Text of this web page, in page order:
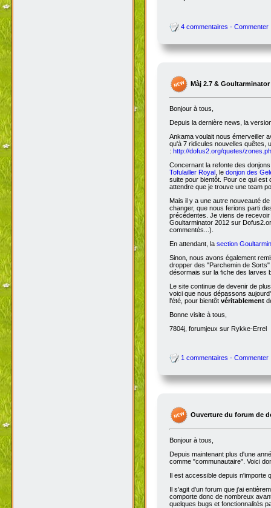
4 commentaires - Commenter
Màj 2.7 & Goultarminator
Bonjour à tous,
Depuis la dernière news, la
Ankama voulait nous émerveiller
qu'à 7 ridicules nouvelles quêtes,
: http://dofus2.org/quetes/
Concernant la refonte des
Tofulailler Royal , le donjon des
suite pour bientôt. Pour ce qui est
attendre que je trouve une team
Mais il y a une autre nouveauté
changer, que nous ferions parti
précédentes. Je viens de
Goultarminator 2012 sur
commentés...).
En attendant, la section
Sinon, nous avons également
dropper des "Parchemin de
désormais sur la fiche des larves
Le site continue de devenir de
voici que nous dépassons
l'été, pour bientôt véritablement
Bonne visite à tous,
7804j, forumjeux sur Rykke-Errel
1 commentaires - Commenter
Ouverture du forum de
Bonjour à tous,
Depuis maintenant plus d'une
comme "communautaire". Voici
Il est accessible depuis n'importe
Il s'agit d'un forum que j'ai
comporte donc de nombreux
quelques bugs et fonctionnalités